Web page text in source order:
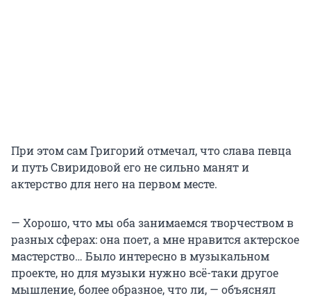
При этом сам Григорий отмечал, что слава певца
и путь Свиридовой его не сильно манят и
актерство для него на первом месте.
— Хорошо, что мы оба занимаемся творчеством в
разных сферах: она поет, а мне нравится актерское
мастерство… Было интересно в музыкальном
проекте, но для музыки нужно всё-таки другое
мышление, более образное, что ли, — объяснял